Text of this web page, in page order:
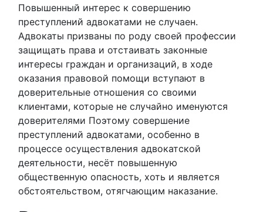
Повышенный интерес к совершению
преступлений адвокатами не случаен.
Адвокаты призваны по роду своей профессии
защищать права и отстаивать законные
интересы граждан и организаций, в ходе
оказания правовой помощи вступают в
доверительные отношения со своими
клиентами, которые не случайно именуются
доверителями Поэтому совершение
преступлений адвокатами, особенно в
процессе осуществления адвокатской
деятельности, несёт повышенную
общественную опасность, хоть и является
обстоятельством, отягчающим наказание.